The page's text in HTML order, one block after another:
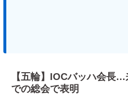
【五輪】IOCバッハ会長
での総会で表明